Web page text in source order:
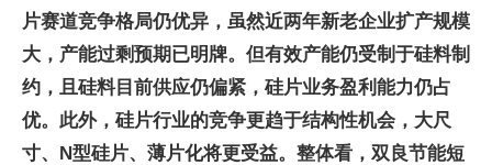
片赛道竞争格局仍优异，虽然近两年新老企业扩产规模
大，产能过剩预期已明牌。但有效产能仍受制于硅料制
约，且硅料目前供应仍偏紧，硅片业务盈利能力仍占
优。此外，硅片行业的竞争更趋于结构性机会，大尺
寸、N型硅片、薄片化将更受益。整体看，双良节能短